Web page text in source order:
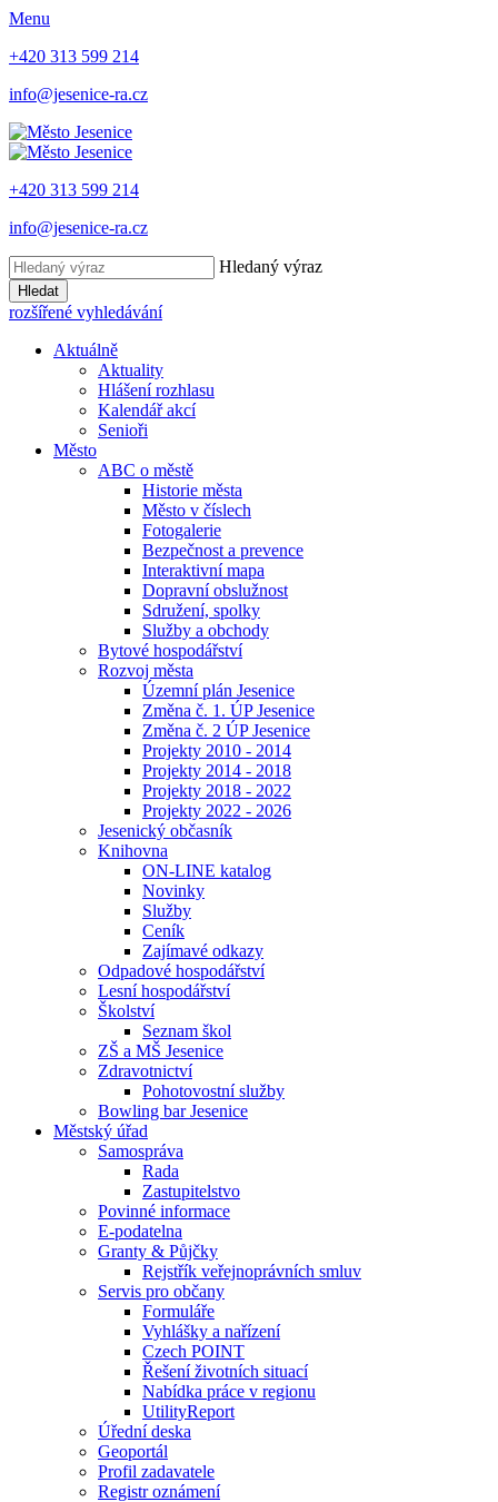
Menu
+420 313 599 214
info@jesenice-ra.cz
+420 313 599 214
info@jesenice-ra.cz
Hledaný výraz
Hledat
rozšířené vyhledávání
Aktuálně
Aktuality
Hlášení rozhlasu
Kalendář akcí
Senioři
Město
ABC o městě
Historie města
Město v číslech
Fotogalerie
Bezpečnost a prevence
Interaktivní mapa
Dopravní obslužnost
Sdružení, spolky
Služby a obchody
Bytové hospodářství
Rozvoj města
Územní plán Jesenice
Změna č. 1. ÚP Jesenice
Změna č. 2 ÚP Jesenice
Projekty 2010 - 2014
Projekty 2014 - 2018
Projekty 2018 - 2022
Projekty 2022 - 2026
Jesenický občasník
Knihovna
ON-LINE katalog
Novinky
Služby
Ceník
Zajímavé odkazy
Odpadové hospodářství
Lesní hospodářství
Školství
Seznam škol
ZŠ a MŠ Jesenice
Zdravotnictví
Pohotovostní služby
Bowling bar Jesenice
Městský úřad
Samospráva
Rada
Zastupitelstvo
Povinné informace
E-podatelna
Granty & Půjčky
Rejstřík veřejnoprávních smluv
Servis pro občany
Formuláře
Vyhlášky a nařízení
Czech POINT
Řešení životních situací
Nabídka práce v regionu
UtilityReport
Úřední deska
Geoportál
Profil zadavatele
Registr oznámení